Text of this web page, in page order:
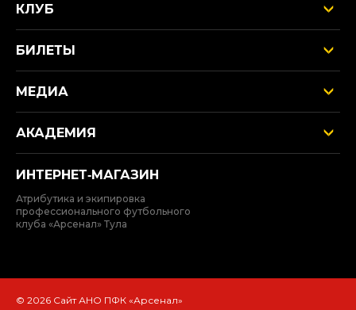
КЛУБ
БИЛЕТЫ
МЕДИА
АКАДЕМИЯ
ИНТЕРНЕТ‑МАГАЗИН
Атрибутика и экипировка
профессионального футбольного
клуба «Арсенал» Тула
© 2026 Сайт АНО ПФК «Арсенал»